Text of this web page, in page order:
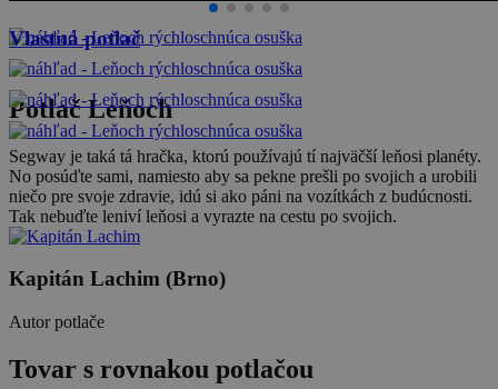
Vlastná potlač
Potlač Leňoch
Segway je taká tá hračka, ktorú používajú tí najväčší leňosi planéty.
No posúďte sami, namiesto aby sa pekne prešli po svojich a urobili
niečo pre svoje zdravie, idú si ako páni na vozítkách z budúcnosti.
Tak nebuďte leniví leňosi a vyrazte na cestu po svojich.
Kapitán Lachim (Brno)
Autor potlače
Tovar s rovnakou potlačou